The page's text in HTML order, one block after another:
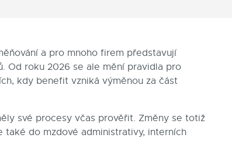
a pro mnoho firem představují
Od roku 2026 se ale mění pravidla pro
kdy benefit vzniká výměnou za část
své procesy včas prověřit. Změny se totiž
také do mzdové administrativy, interních